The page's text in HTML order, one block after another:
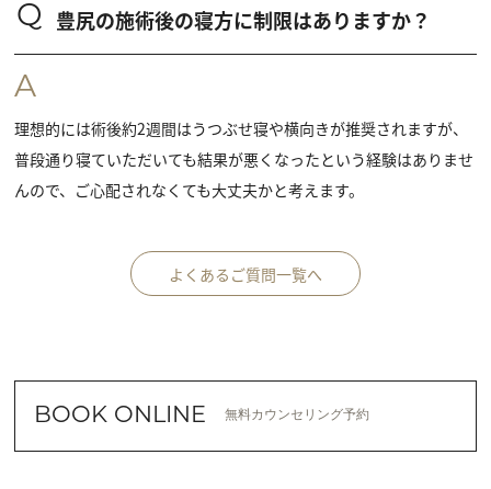
Q 豊尻の施術後の寝方に制限はありますか？
A
理想的には術後約2週間はうつぶせ寝や横向きが推奨されますが、
普段通り寝ていただいても結果が悪くなったという経験はありませ
んので、ご心配されなくても大丈夫かと考えます。
よくあるご質問一覧へ
BOOK ONLINE 無料カウンセリング予約